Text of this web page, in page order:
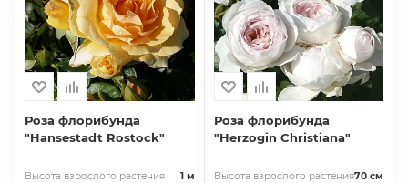
Роза флорибунда
"Hansestadt Rostock"
Высота взрослого растения 1 м
Роза флорибунда
"Herzogin Christiana"
Высота взрослого растения70 см